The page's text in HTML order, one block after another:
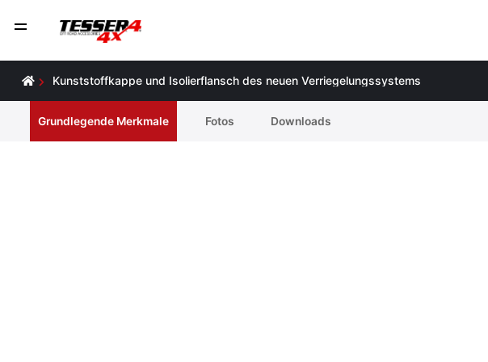
Kunststoffkappe und Isolierflansch des neuen Verriegelungssystems
Grundlegende Merkmale Fotos Downloads